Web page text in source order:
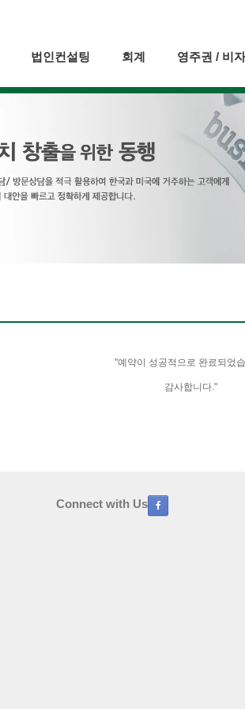
법인컨설팅 회계 영주권 / 비자
"예약이 성공적으로 완료되었
감사합니다."
Connect with Us